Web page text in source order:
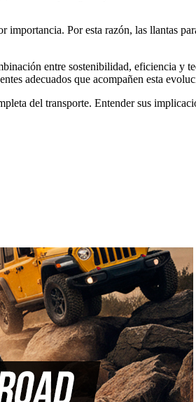
Por esta razón, las llantas
entre sostenibilidad, eficiencia y
adecuados que acompañen esta
del transporte. Entender sus